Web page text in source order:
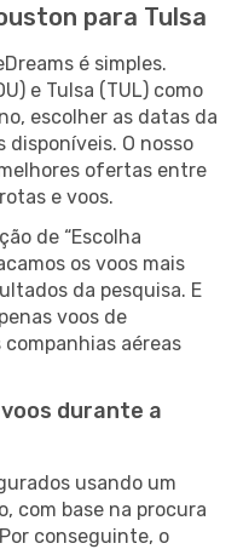
para Tulsa
é simples.
e Tulsa (TUL) como
escolher as datas da
disponíveis. O nosso
ofertas entre
e voos.
de “Escolha
os voos mais
da pesquisa. E
voos de
aéreas
durante a
usando um
com base na procura
conseguinte, o